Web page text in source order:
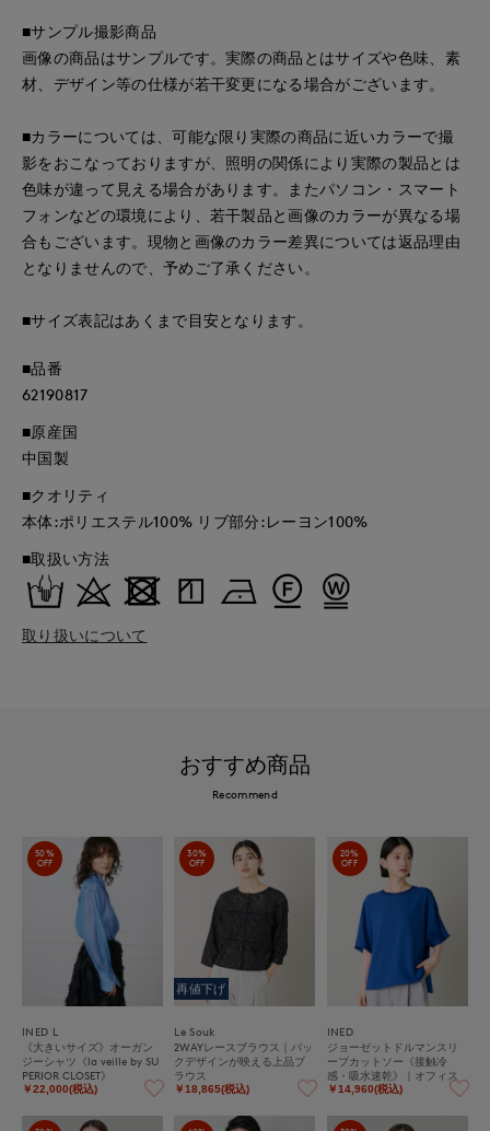
■サンプル撮影商品
画像の商品はサンプルです。実際の商品とはサイズや色味、素
材、デザイン等の仕様が若干変更になる場合がございます。
■カラーについては、可能な限り実際の商品に近いカラーで撮
影をおこなっておりますが、照明の関係により実際の製品とは
色味が違って見える場合があります。またパソコン・スマート
フォンなどの環境により、若干製品と画像のカラーが異なる場
合もございます。現物と画像のカラー差異については返品理由
となりませんので、予めご了承ください。
■サイズ表記はあくまで目安となります。
■品番
62190817
■原産国
中国製
■クオリティ
本体:ポリエステル100% リブ部分:レーヨン100%
■取扱い方法
取り扱いについて
おすすめ商品
Recommend
50%
OFF
INED L
《大きいサイズ》オーガン
ジーシャツ《la veille by SU
PERIOR CLOSET》
￥22,000(税込)
30%
OFF
再値下げ
Le Souk
2WAYレースブラウス｜バッ
クデザインが映える上品ブ
ラウス
￥18,865(税込)
20%
OFF
INED
ジョーゼットドルマンスリ
ーブカットソー《接触冷
感・吸水速乾》｜オフィス
カジュアルにも大活躍、ひ
ーケアカットソー
￥14,960(税込)